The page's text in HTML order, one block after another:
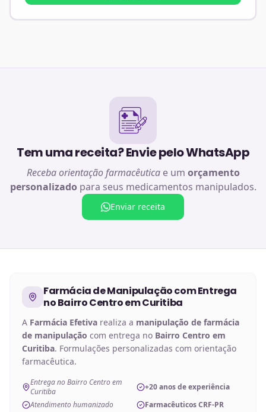
Tem uma receita? Envie pelo WhatsApp
Receba orientação farmacêuticae um orçamento
personalizado para seus medicamentos manipulados.
Enviar receita
Farmácia de Manipulaçãocom Entrega
noBairro Centro em Curitiba
A Farmácia Efetiva realiza a manipulação de farmácia
de manipulação com entrega no Bairro Centro em
Curitiba. Formulações personalizadas com orientação
farmacêutica.
Entrega no Bairro Centro em
Curitiba
+20 anos de experiência
Atendimento humanizado
Farmacêuticos CRF-PR